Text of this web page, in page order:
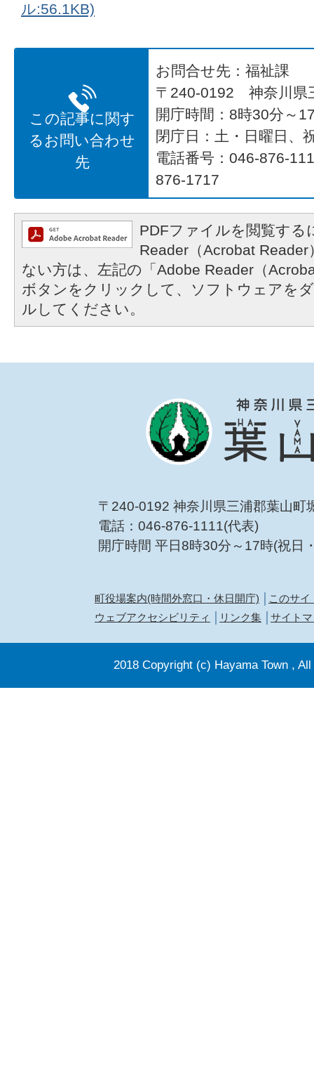
ル:56.1KB)
この記事に関す
るお問い合わせ
先
お問合せ先：福祉課
〒240-0192 神奈川県
開庁時間：8時30分～
閉庁日：土・日曜日、
電話番号：046-876-
876-1717
PDFファイルを閲覧する
Reader（Acrobat
ない方は、左記の「Adobe Reader（
ボタンをクリックして、ソフトウェアを
ルしてください。
〒240-0192 神奈川県三浦郡葉山町
電話：046-876-1111(代表)
開庁時間 平日8時30分～17時(祝日
町役場案内(時間外窓口・休日開庁)
このサイ
ウェブアクセシビリティ
リンク集 サイト
2018 Copyright (c) Hayama Town ,